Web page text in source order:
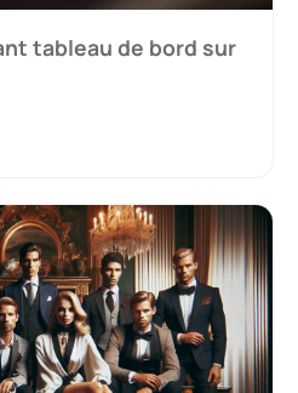
tableau de bord sur